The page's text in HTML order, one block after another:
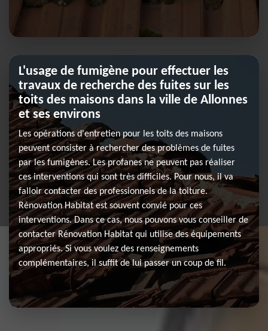
L'usage de fumigène pour effectuer les
travaux de recherche des fuites sur les
toits des maisons dans la ville de Allonnes
et ses environs
Les opérations d'entretien pour les toits des maisons
peuvent consister à rechercher des problèmes de fuites
par les fumigènes. Les profanes ne peuvent pas réaliser
ces interventions qui sont très difficiles. Pour nous, il va
falloir contacter des professionnels de la toiture.
Rénovation Habitat est souvent convié pour ces
interventions. Dans ce cas, nous pouvons vous conseiller de
contacter Rénovation Habitat qui utilise des équipements
appropriés. Si vous voulez des renseignements
complémentaires, il suffit de lui passer un coup de fil.